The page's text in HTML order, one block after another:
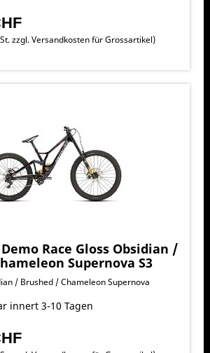
zzgl.Versandkosten für Grossartikel)
Race Gloss Obsidian /
Supernova S3
/ Brushed / Chameleon Supernova
innert 3-10 Tagen